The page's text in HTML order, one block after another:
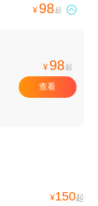
¥ 98起 
¥ 98起
查看
¥150起